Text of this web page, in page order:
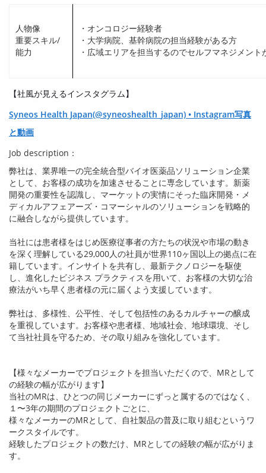
人物像
重要スキル/
能力
・オンコロジー経験者
・大学病院、基幹病院の担当経験がある方
・広域エリアを担当するのでセルフマネジメン
【社風が見えるインスタグラム】
Syneos Health Japan(@syneoshealth_japan) • Instagram写真
と動画
Job description：
弊社は、業界唯一の完全統合型バイオ医薬品ソリューション企業
として、お客様の成功を加速させることに専念しています。新薬
開発の重要性を認識し、マーケットの実情にそった臨床開発・メ
ディカルアフェアーズ・コマーシャルのソリューションを戦略的
に融合しながら提供しています。
当社には患者様をはじめ医療従事者の方たちの状況や市場の動き
を深く理解している29,000人の社員が世界110ヶ国以上の拠点に在
籍しています。インサイトを共有し、最新テクノロジーを駆使
し、進化したビジネス プラクティスを用いて、お客様の大切な治
療法がいち早く患者様の元に届くよう支援しています。
弊社は、多様性、公平性、そして包括性のあるカルチャーの醸成
を重視しています。お客様や患者様、地域社会、地球環境、そし
て当社社員を守るため、その取り組みを強化しています。
【様々なメーカーでプロジェクトを担当いただくので、 MRとして
の経験の幅が広がります】
当社のMRは、ひとつの同じメーカーにずっと属するのではなく、
１〜3年の期間のプロジェクトごとに、
様々なメーカーのMRとして、自社製品の普及に取り組むというワ
ークスタイルです。
経験したプロジェクトの数だけ、 MRとしての経験の幅が広がりま
す。